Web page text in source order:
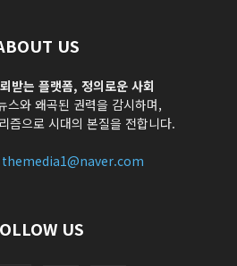
US
받는 플랫폼, 정의로운 사회
스와 왜곡된 권력을 감시하며,
즘으로 시대의 본질을 전합니다.
themedia1@naver.com
US